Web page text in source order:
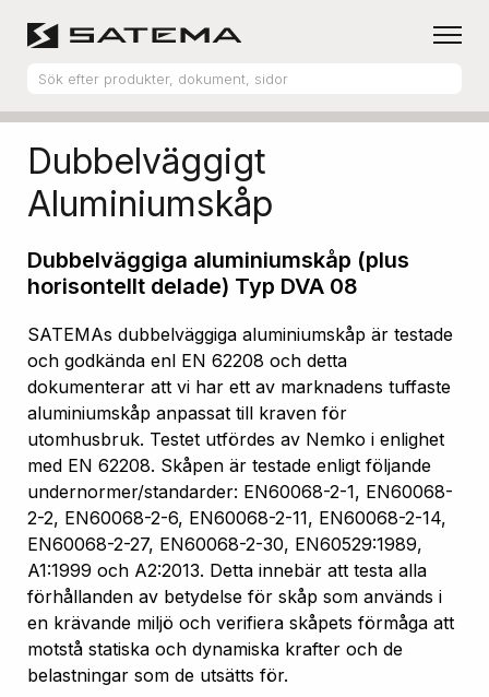
Produktsortiment Aluminiumskåp
Dubbelväggigt
Aluminiumskåp
Dubbelväggiga aluminiumskåp (plus
horisontellt delade) Typ DVA 08
SATEMAs dubbelväggiga aluminiumskåp är testade
och godkända enl EN 62208 och detta
dokumenterar att vi har ett av marknadens tuffaste
aluminiumskåp anpassat till kraven för
utomhusbruk. Testet utfördes av Nemko i enlighet
med EN 62208. Skåpen är testade enligt följande
undernormer/standarder: EN60068-2-1, EN60068-
2-2, EN60068-2-6, EN60068-2-11, EN60068-2-14,
EN60068-2-27, EN60068-2-30, EN60529:1989,
A1:1999 och A2:2013. Detta innebär att testa alla
förhållanden av betydelse för skåp som används i
en krävande miljö och verifiera skåpets förmåga att
motstå statiska och dynamiska krafter och de
belastningar som de utsätts för.